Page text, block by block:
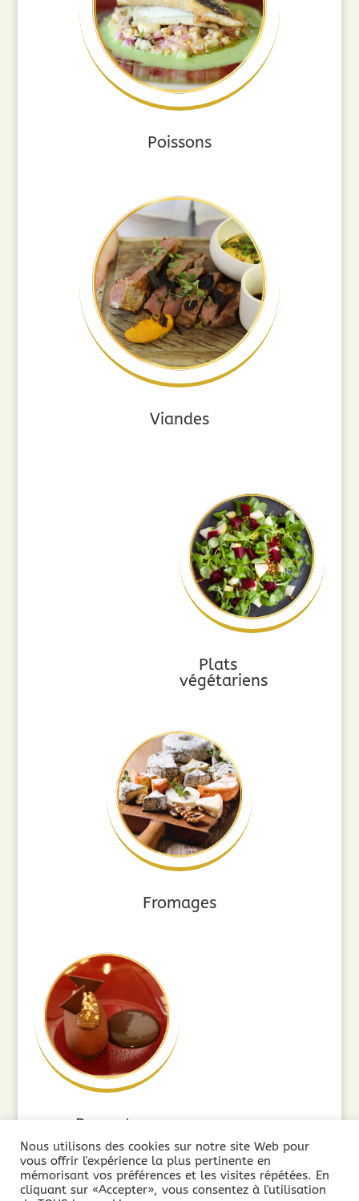
Poissons
Viandes
Plats
végétariens
Fromages
Desserts
Nous utilisons des cookies sur notre site Web pour
vous offrir l'expérience la plus pertinente en
mémorisant vos préférences et les visites répétées. En
cliquant sur «Accepter», vous consentez à l'utilisation